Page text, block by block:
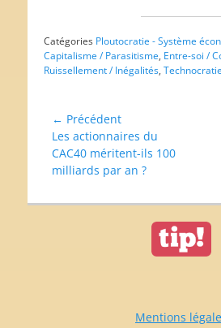
Catégories Ploutocratie - Système
Capitalisme / Parasitisme, Entre-soi /
Ruissellement / Inégalités,
Navigation
de
l’article
← Précédent
Article
précédent :
Les actionnaires du
CAC40 méritent-ils 100
milliards par an ?
Mentions